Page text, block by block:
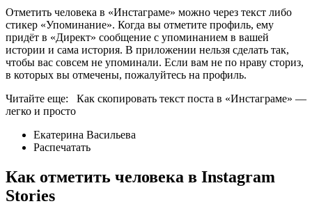
Отметить человека в «Инстаграме» можно через текст либо
стикер «Упоминание». Когда вы отметите профиль, ему
придёт в «Директ» сообщение с упоминанием в вашей
истории и сама история. В приложении нельзя сделать так,
чтобы вас совсем не упоминали. Если вам не по нраву сториз,
в которых вы отмечены, пожалуйтесь на профиль.
Читайте еще: Как скопировать текст поста в «Инстаграме» —
легко и просто
Екатерина Васильева
Распечатать
Как отметить человека в Instagram
Stories